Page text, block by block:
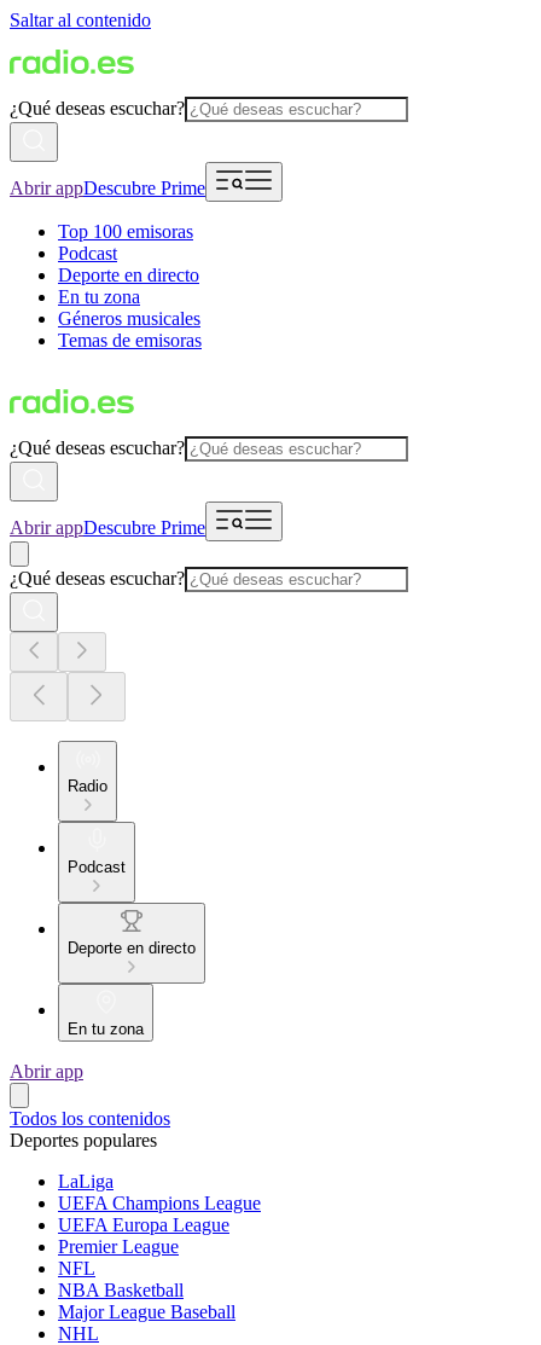
Saltar al contenido
¿Qué deseas escuchar?
Abrir appDescubre Prime
Top 100 emisoras
Podcast
Deporte en directo
En tu zona
Géneros musicales
Temas de emisoras
¿Qué deseas escuchar?
Abrir appDescubre Prime
¿Qué deseas escuchar?
Radio
Podcast
Deporte en directo
En tu zona
Abrir app
Todos los contenidos
Deportes populares
LaLiga
UEFA Champions League
UEFA Europa League
Premier League
NFL
NBA Basketball
Major League Baseball
NHL